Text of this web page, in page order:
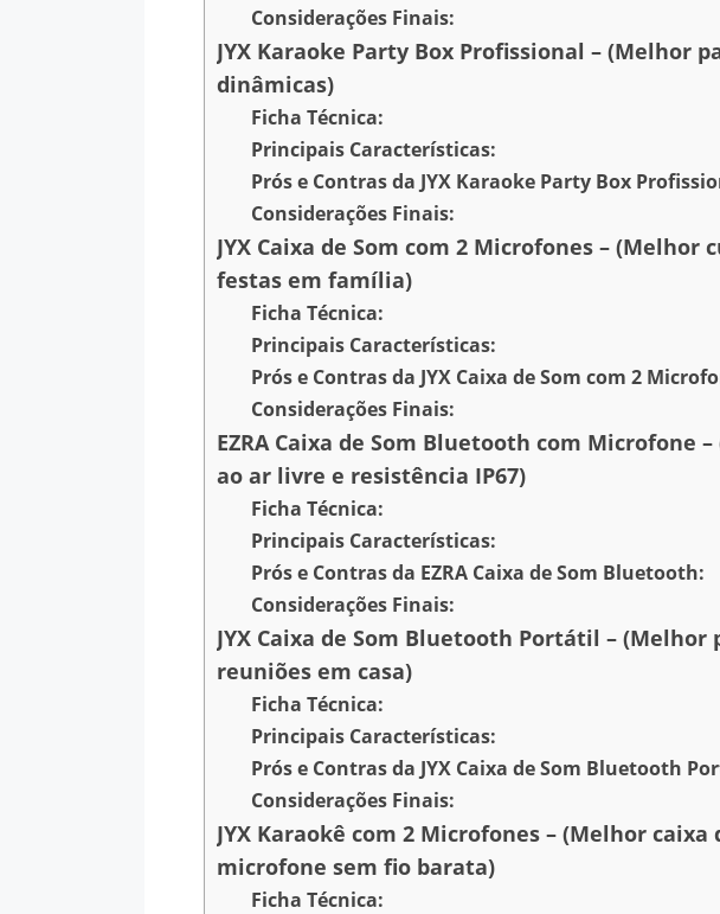
Considerações Finais:
JYX Karaoke Party Box Profissional – (Melhor
dinâmicas)
Ficha Técnica:
Principais Características:
Prós e Contras da JYX Karaoke Party Box
Considerações Finais:
JYX Caixa de Som com 2 Microfones – (Melhor
festas em família)
Ficha Técnica:
Principais Características:
Prós e Contras da JYX Caixa de Som com 2
Considerações Finais:
EZRA Caixa de Som Bluetooth com Microfone
ao ar livre e resistência IP67)
Ficha Técnica:
Principais Características:
Prós e Contras da EZRA Caixa de Som Bluetooth:
Considerações Finais:
JYX Caixa de Som Bluetooth Portátil – (Melhor
reuniões em casa)
Ficha Técnica:
Principais Características:
Prós e Contras da JYX Caixa de Som Bluetooth
Considerações Finais:
JYX Karaokê com 2 Microfones – (Melhor caixa
microfone sem fio barata)
Ficha Técnica: